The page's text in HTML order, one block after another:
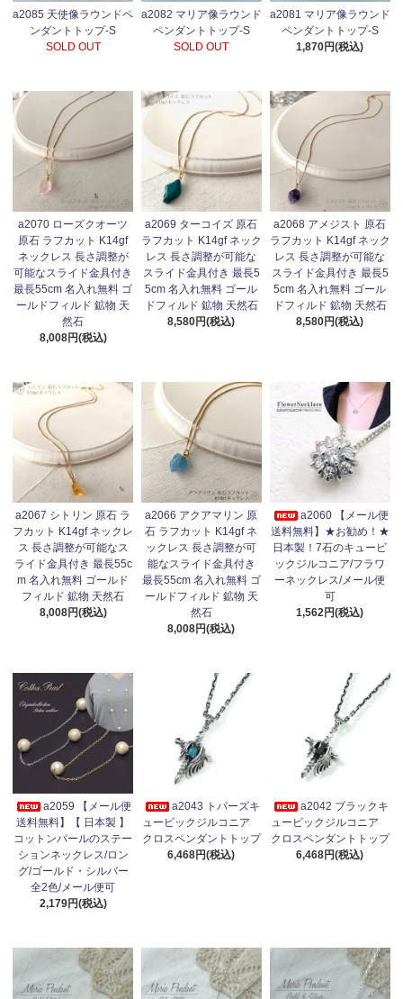
a2085 天使像ラウンドペ
ンダントトップ-S
SOLD OUT
a2082 マリア像ラウンド
ペンダントトップ-S
SOLD OUT
a2081 マリア像ラウンド
ペンダントトップ-S
1,870円(税込)
a2070 ローズクオーツ
原石 ラフカット K14gf
ネックレス 長さ調整が
可能なスライド金具付き
最長55cm 名入れ無料 ゴ
ールドフィルド 鉱物 天
然石
8,008円(税込)
a2069 ターコイズ 原石
ラフカット K14gf ネック
レス 長さ調整が可能な
スライド金具付き 最長5
5cm 名入れ無料 ゴール
ドフィルド 鉱物 天然石
8,580円(税込)
a2068 アメジスト 原石
ラフカット K14gf ネック
レス 長さ調整が可能な
スライド金具付き 最長5
5cm 名入れ無料 ゴール
ドフィルド 鉱物 天然石
8,580円(税込)
a2067 シトリン 原石 ラ
フカット K14gf ネックレ
ス 長さ調整が可能なス
ライド金具付き 最長55c
m 名入れ無料 ゴールド
フィルド 鉱物 天然石
8,008円(税込)
a2066 アクアマリン 原
石 ラフカット K14gf ネ
ックレス 長さ調整が可
能なスライド金具付き
最長55cm 名入れ無料 ゴ
ールドフィルド 鉱物 天
然石
8,008円(税込)
a2060 【メール便
送料無料】★お勧め！★
日本製！7石のキュービ
ックジルコニア/フラワ
ーネックレス/メール便
可
1,562円(税込)
a2059 【メール便
送料無料】【 日本製 】
コットンパールのステー
ションネックレス/ロン
グ/ゴールド・シルバー
全2色/メール便可
2,179円(税込)
a2043 トパーズキ
ュービックジルコニア
クロスペンダントトップ
6,468円(税込)
a2042 ブラックキ
ュービックジルコニア
クロスペンダントトップ
6,468円(税込)